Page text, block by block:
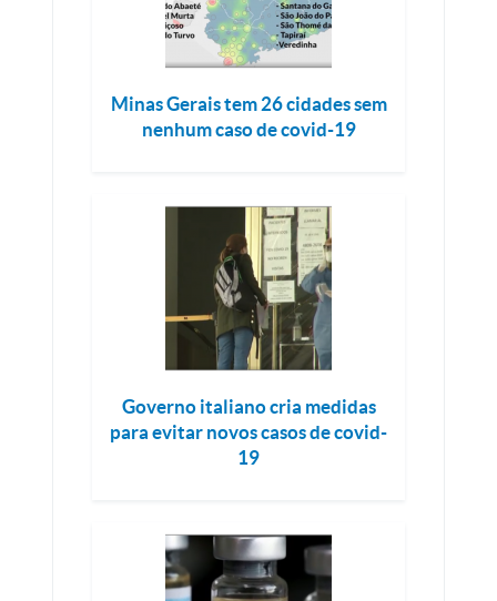
Minas Gerais tem 26 cidades sem
nenhum caso de covid-19
Governo italiano cria medidas
para evitar novos casos de covid-
19